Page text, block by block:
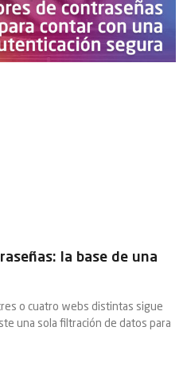
la base de una
o cuatro webs distintas sigue
una sola filtración de datos para